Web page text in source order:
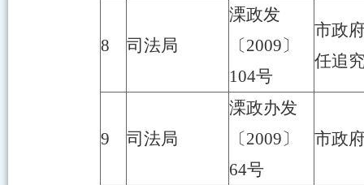
8 司法局
溧政发
〔2009〕
104号
市政
任追
9 司法局
溧政办发
〔2009〕
64号
市政